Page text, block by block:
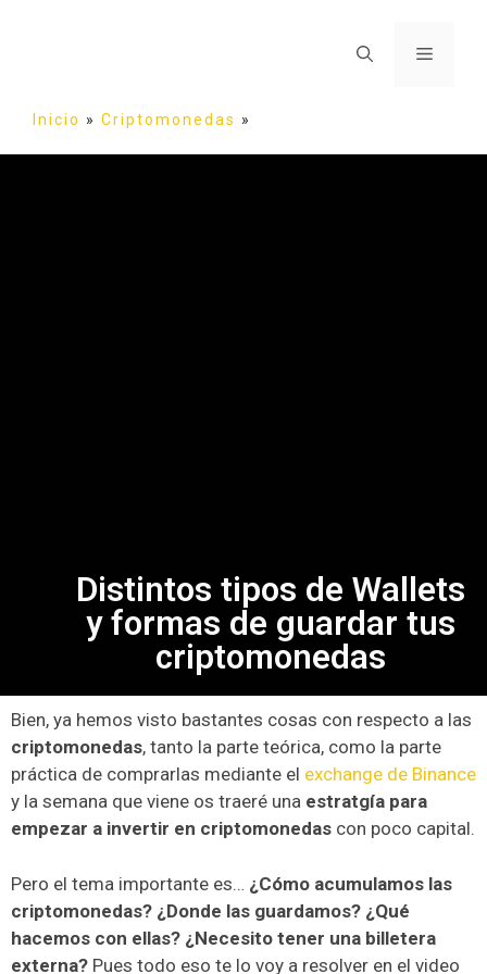
Inicio » Criptomonedas »
Distintos tipos de Wallets
y formas de guardar tus
criptomonedas
Bien, ya hemos visto bastantes cosas con respecto a las
criptomonedas, tanto la parte teórica, como la parte
práctica de comprarlas mediante el exchange de Binance
y la semana que viene os traeré una estratgía para
empezar a invertir en criptomonedas con poco capital.
Pero el tema importante es… ¿Cómo acumulamos las
criptomonedas? ¿Donde las guardamos? ¿Qué
hacemos con ellas? ¿Necesito tener una billetera
externa? Pues todo eso te lo voy a resolver en el video